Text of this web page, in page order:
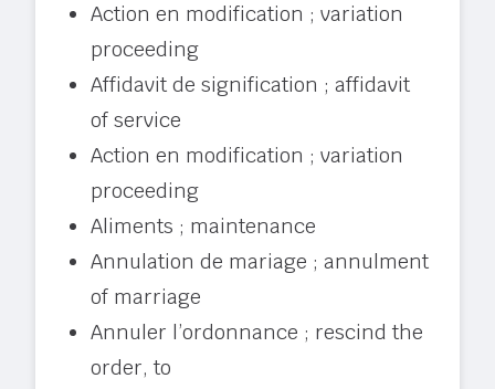
Action en modification ; variation
proceeding
Affidavit de signification ; affidavit
of service
Action en modification ; variation
proceeding
Aliments ; maintenance
Annulation de mariage ; annulment
of marriage
Annuler l’ordonnance ; rescind the
order, to